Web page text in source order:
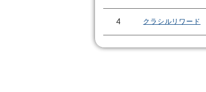
4 クラシルリワード